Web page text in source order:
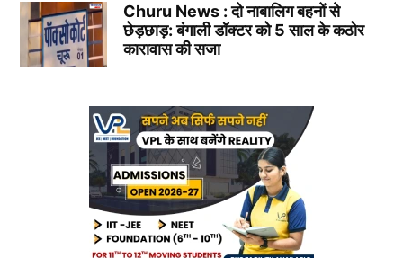
Churu News : दो नाबालिग बहनों से
छेड़छाड़: बंगाली डॉक्टर को 5 साल के कठोर
कारावास की सजा